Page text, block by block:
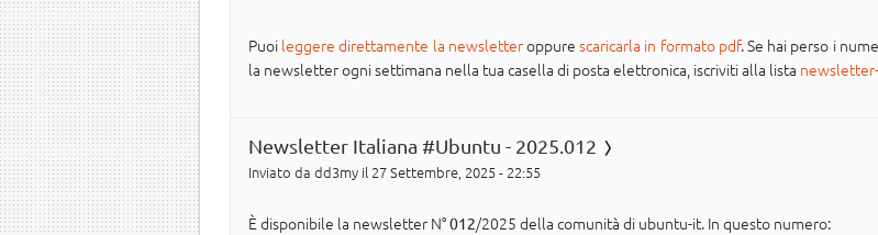
Puoi leggere direttamente la newsletteroppurescaricarla in formato pdf. Se hai perso i
la newsletter ogni settimana nella tua casella di posta elettronica, iscriviti alla lista
Newsletter Italiana #Ubuntu - 2025.012
Inviato da dd3my il 27 Settembre, 2025 - 22:55
È disponibile la newsletter N°012/2025 della comunità di ubuntu-it. In questo numero: